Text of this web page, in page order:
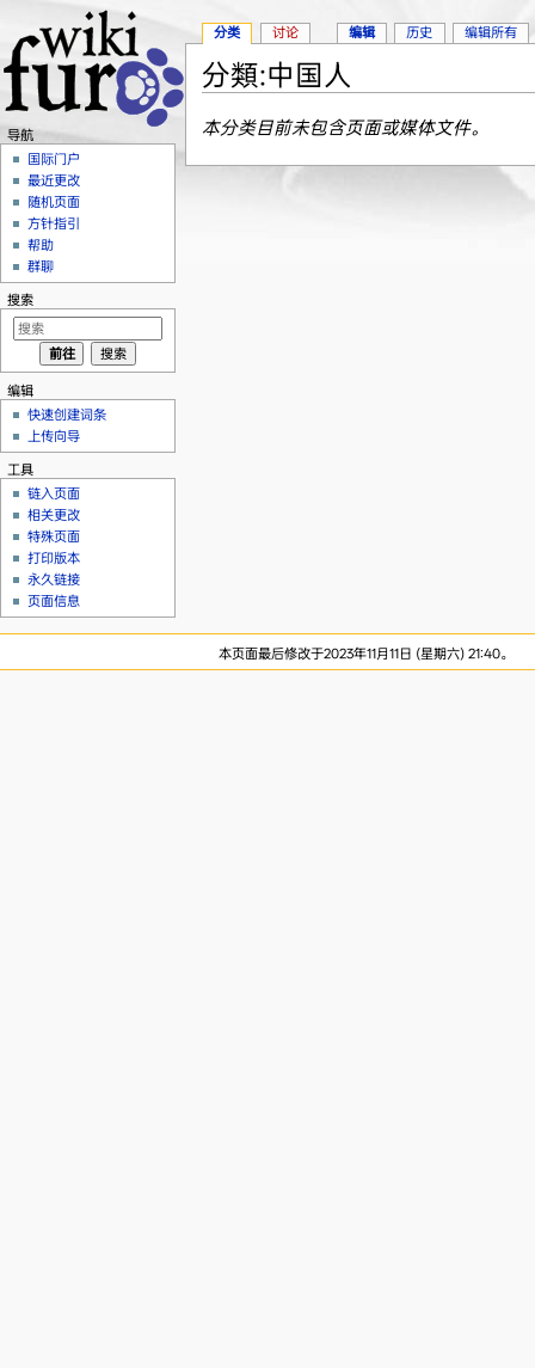
分類:中国人
本分类目前未包含页面或媒体文件。
分类 讨论 编辑 历史 编辑所有
导航
国际门户
最近更改
随机页面
方针指引
帮助
群聊
搜索
编辑
快速创建词条
上传向导
工具
链入页面
相关更改
特殊页面
打印版本
永久链接
页面信息
本页面最后修改于2023年11月11日 (星期六) 21:40。